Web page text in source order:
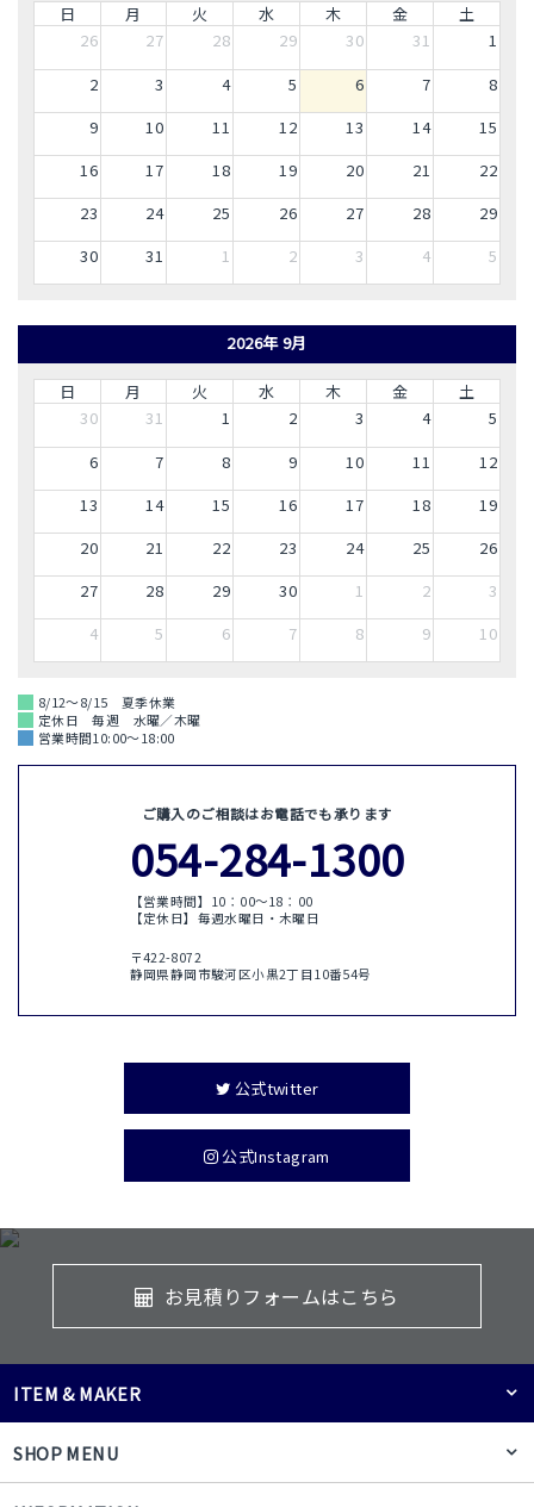
日 月 火 水 木 金
土
26
27 28 29 30 31
1
2
3 4 5 6 7
8
9
10 11 12 13 14
15
16
17 18 19 20 21
22
23
24 25 26 27 28
29
30
31 1 2 3 4 5
2026年 9月
日 月 火 水 木 金
土
30
31 1 2 3 4
5
6
7 8 9 10 11
12
13
14 15 16 17 18
19
20
21 22 23 24 25
26
27
28 29 30 1 2
3
4
5 6 7 8 9 10
8/12～8/15 夏季休業
定休日 毎週 水曜／木曜
営業時間10:00～18:00
ご購入のご相談はお電話でも承ります
054-284-1300
【営業時間】10：00〜18：00
【定休日】毎週水曜日・木曜日
〒422-8072
静岡県静岡市駿河区小黒2丁目10番54号
公式twitter
公式Instagram
お見積りフォームはこちら
SHOP MENU
ITEM & MAKER